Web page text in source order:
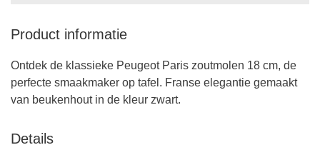
Product informatie
Ontdek de klassieke Peugeot Paris zoutmolen 18 cm, de
perfecte smaakmaker op tafel. Franse elegantie gemaakt
van beukenhout in de kleur zwart.
Details